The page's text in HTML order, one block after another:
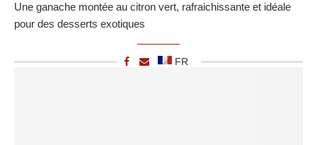
Une ganache montée au citron vert, rafraichissante et idéale
pour des desserts exotiques
FR